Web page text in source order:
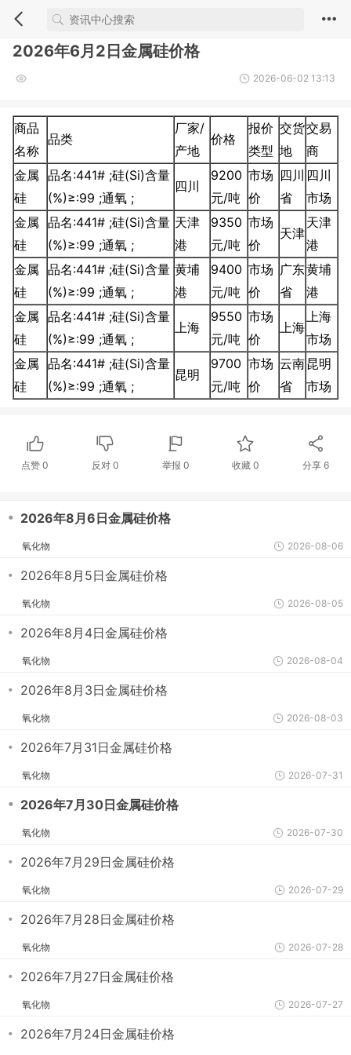
2026年6月2日金属硅价格
2026-06-02 13:13
商品
名称
品类
厂家/
产地
价格
报价
类型
交货
地
交易
商
金属
硅
品名:441# ;硅(Si)含量
(%)≥:99 ;通氧 ;
四川
9200
元/吨
市场
价
四川
省
四川
市场
金属
硅
品名:441# ;硅(Si)含量
(%)≥:99 ;通氧 ;
天津
港
9350
元/吨
市场
价
天津
天津
港
金属
硅
品名:441# ;硅(Si)含量
(%)≥:99 ;通氧 ;
黄埔
港
9400
元/吨
市场
价
广东
省
黄埔
港
金属
硅
品名:441# ;硅(Si)含量
(%)≥:99 ;通氧 ;
上海
9550
元/吨
市场
价
上海
上海
市场
金属
硅
品名:441# ;硅(Si)含量
(%)≥:99 ;通氧 ;
昆明
9700
元/吨
市场
价
云南
省
昆明
市场
点赞0 反对 0 举报 0 收藏 0 分享6
・ 2026年8月6日金属硅价格
氧化物 2026-08-06
・ 2026年8月5日金属硅价格
氧化物 2026-08-05
・ 2026年8月4日金属硅价格
氧化物 2026-08-04
・ 2026年8月3日金属硅价格
氧化物 2026-08-03
・ 2026年7月31日金属硅价格
氧化物 2026-07-31
・ 2026年7月30日金属硅价格
氧化物 2026-07-30
・ 2026年7月29日金属硅价格
氧化物 2026-07-29
・ 2026年7月28日金属硅价格
氧化物 2026-07-28
・ 2026年7月27日金属硅价格
氧化物 2026-07-27
・ 2026年7月24日金属硅价格